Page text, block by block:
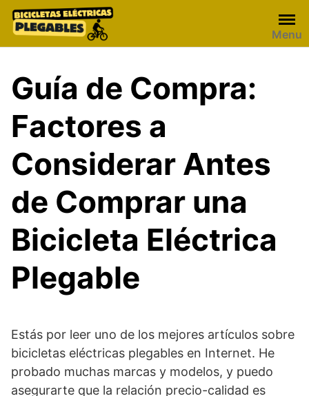
Skip
Menu
Guía de Compra:
Factores a
Considerar Antes
de Comprar una
Bicicleta Eléctrica
Plegable
Estás por leer uno de los mejores artículos sobre
bicicletas eléctricas plegables en Internet. He
probado muchas marcas y modelos, y puedo
asegurarte que la relación precio-calidad es